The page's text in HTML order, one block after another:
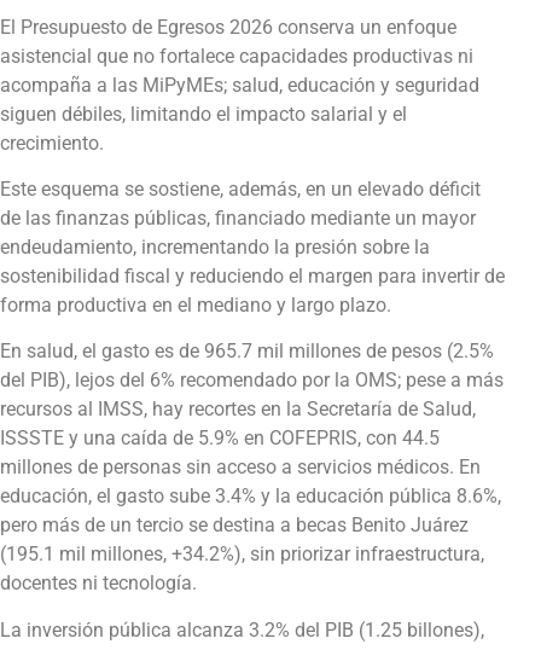
El Presupuesto de Egresos 2026 conserva un enfoque
asistencial que no fortalece capacidades productivas ni
acompaña a las MiPyMEs; salud, educación y seguridad
siguen débiles, limitando el impacto salarial y el
crecimiento.
Este esquema se sostiene, además, en un elevado déficit
de las finanzas públicas, financiado mediante un mayor
endeudamiento, incrementando la presión sobre la
sostenibilidad fiscal y reduciendo el margen para invertir de
forma productiva en el mediano y largo plazo.
En salud, el gasto es de 965.7 mil millones de pesos (2.5%
del PIB), lejos del 6% recomendado por la OMS; pese a más
recursos al IMSS, hay recortes en la Secretaría de Salud,
ISSSTE y una caída de 5.9% en COFEPRIS, con 44.5
millones de personas sin acceso a servicios médicos. En
educación, el gasto sube 3.4% y la educación pública 8.6%,
pero más de un tercio se destina a becas Benito Juárez
(195.1 mil millones, +34.2%), sin priorizar infraestructura,
docentes ni tecnología.
La inversión pública alcanza 3.2% del PIB (1.25 billones),